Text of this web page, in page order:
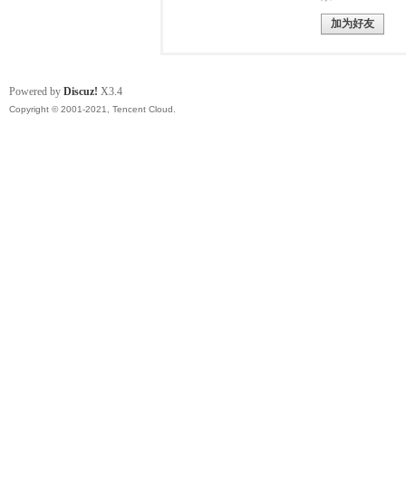
加为好友
Powered by Discuz! X3.4
Copyright © 2001-2021, Tencent Cloud.